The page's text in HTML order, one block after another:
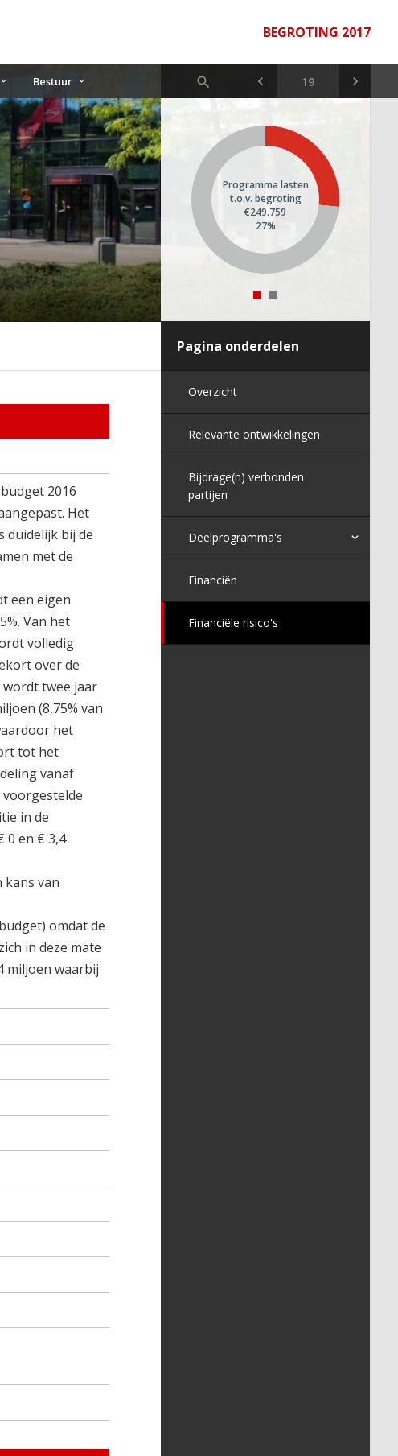
BEGROTING 2017
Bestuur
Programma lasten
t.o.v. begroting
€249.759
27%
Pagina onderdelen
Overzicht
Relevante ontwikkelingen
Bijdrage(n) verbonden
partijen
Deelprogramma's
Financiën
Financiële risico's
2016
Het
duidelijk bij de
met de
een eigen
Van het
volledig
over de
wordt twee jaar
(8,75% van
het
tot het
vanaf
voorgestelde
in de
0 en € 3,4
kans van
omdat de
in deze mate
miljoen waarbij